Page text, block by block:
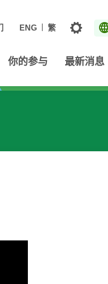
ENG 繁 主题
你的参与 最新消息